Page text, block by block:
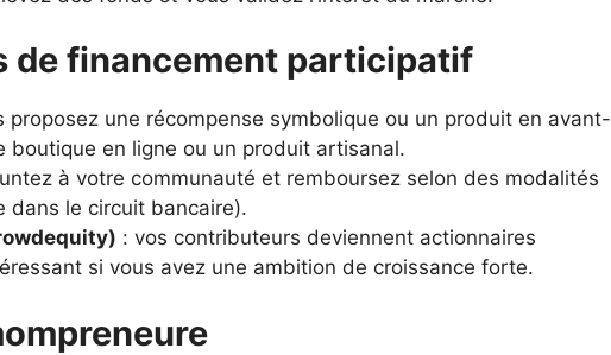
de financement participatif
proposez une récompense symbolique ou un produit en avant-
boutique en ligne ou un produit artisanal.
à votre communauté et remboursez selon des modalités
dans le circuit bancaire).
: vos contributeurs deviennent actionnaires
si vous avez une ambition de croissance forte.